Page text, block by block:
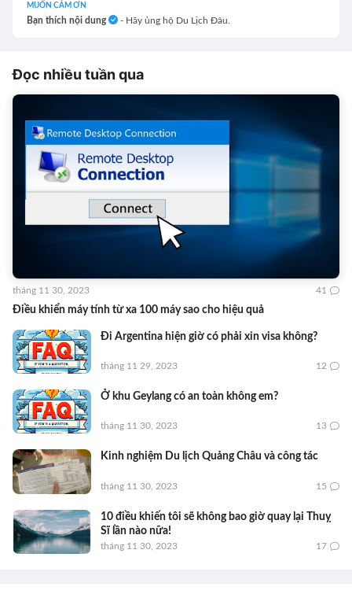
MUỐN CẢM ƠN
Bạn thích nội dung - Hãy ủng hộ Du Lịch Đâu.
Đọc nhiều tuần qua
Điều khiển máy tính từ xa 100 máy sao cho hiệu quả
tháng 11 30, 2023 41
Đi Argentina hiện giờ có phải xin visa không?
tháng 11 29, 2023 12
Ở khu Geylang có an toàn không em?
tháng 11 30, 2023 13
Kinh nghiệm Du lịch Quảng Châu và công tác
tháng 11 30, 2023 15
10 điều khiến tôi sẽ không bao giờ quay lại Thuỵ
Sĩ lần nào nữa!
tháng 11 30, 2023 17